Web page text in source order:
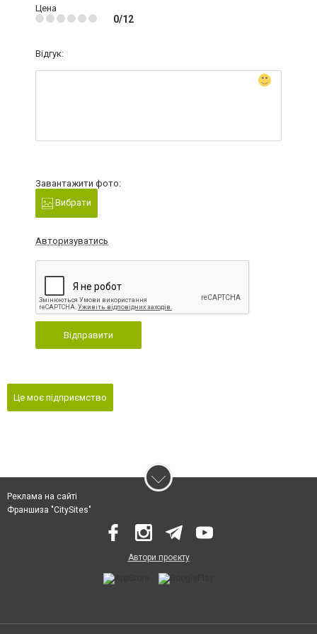
Цена
0/12
Відгук:
Завантажити фото:
Вибрати
Авторизуватись
Відправити
Це моє підприємство
Реклама на сайті
Франшиза "CitySites"
Автори проєкту